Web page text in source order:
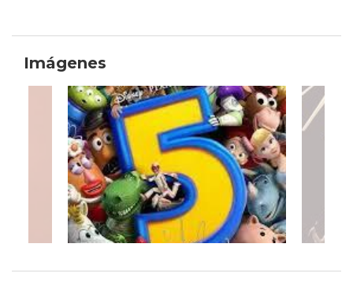
Imágenes